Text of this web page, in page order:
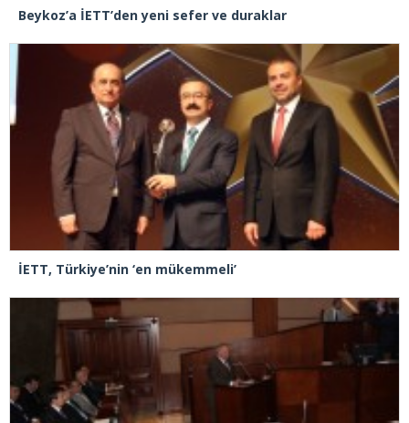
Beykoz’a İETT’den yeni sefer ve duraklar
İETT, Türkiye’nin ‘en mükemmeli’